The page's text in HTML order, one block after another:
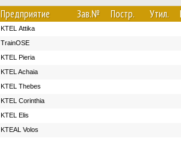
Предприятие Зав.№ Постр. Утил.
KΤΕL Αttika
TrainΟSE
KTEL Pieria
KTEL Achaia
KTEL Thebes
KTEL Corinthia
KTEL Elis
KTEAL Volos